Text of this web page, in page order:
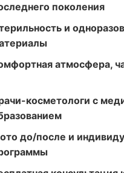
поколения
и
атмосфера,
косметологи с
до/после и